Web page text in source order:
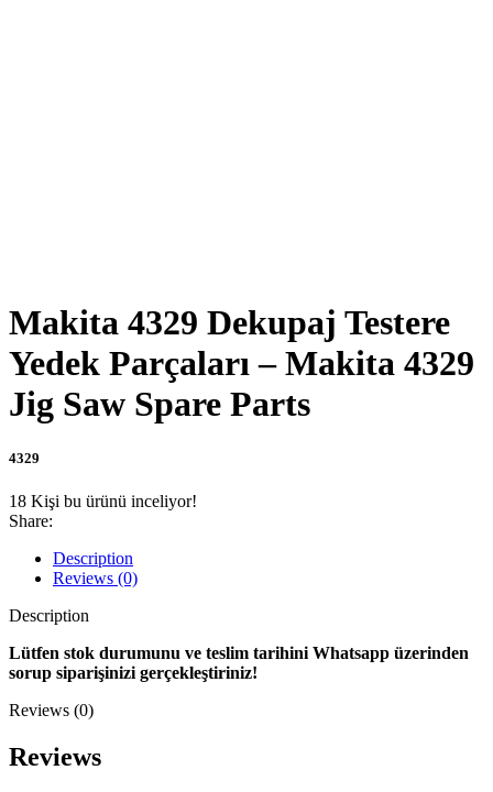
Makita 4329 Dekupaj Testere
Yedek Parçaları – Makita 4329
Jig Saw Spare Parts
4329
18 Kişi bu ürünü inceliyor!
Share:
Description
Reviews (0)
Description
Lütfen stok durumunu ve teslim tarihini Whatsapp üzerinden
sorup siparişinizi gerçekleştiriniz!
Reviews (0)
Reviews